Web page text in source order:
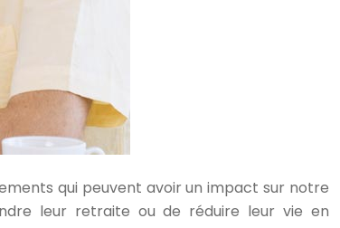
qui peuvent avoir un impact sur notre
leur retraite ou de réduire leur vie en